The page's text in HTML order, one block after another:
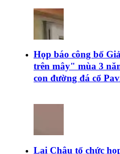
Họp báo công bố
trên mây" mùa 3
con đường đá cổ
Lai Châu tổ chức